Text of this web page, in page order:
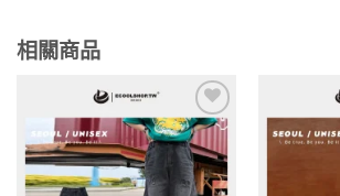
相關商品
Add to
wishlist